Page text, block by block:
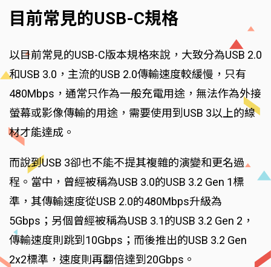
目前常見的USB-C規格
以目前常見的USB-C版本規格來說，大致分為USB 2.0
和USB 3.0，主流的USB 2.0傳輸速度較緩慢，只有
480Mbps，通常只作為一般充電用途，無法作為外接
螢幕或影像傳輸的用途，需要使用到USB 3以上的線
材才能達成。
而說到USB 3卻也不能不提其複雜的演變和更名過
程。當中，曾經被稱為USB 3.0的USB 3.2 Gen 1標
準，其傳輸速度從USB 2.0的480Mbps升級為
5Gbps；另個曾經被稱為USB 3.1的USB 3.2 Gen 2，
傳輸速度則跳到10Gbps；而後推出的USB 3.2 Gen
2x2標準，速度則再翻倍達到20Gbps。